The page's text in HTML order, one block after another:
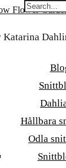
Flower
Katarina
Hållbara
Odla